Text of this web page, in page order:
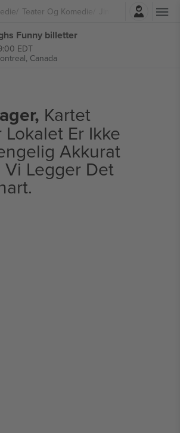
Teater Og Komedie Jimmy Carr
Logg Inn
Funny billetter
EDT
Canada
Kartet
Lokalet Er Ikke
Akkurat
Vi Legger Det